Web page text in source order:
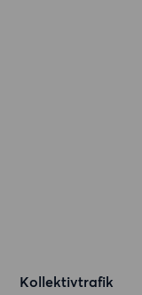
Kollektivtrafik